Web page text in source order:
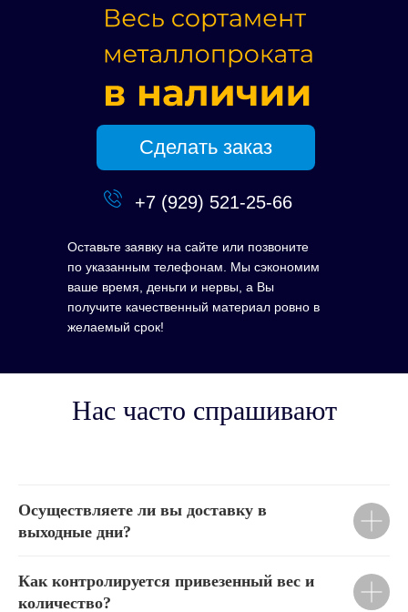
Оставьте заявку на сайте или позвоните
по указанным телефонам. Мы сэкономим
ваше время, деньги и нервы, а Вы
получите качественный материал ровно в
желаемый срок!
Сделать заказ
+7 (929) 521-25-66
Нас часто спрашивают
Осуществляете ли вы доставку в
выходные дни?
Как контролируется привезенный вес и
количество?